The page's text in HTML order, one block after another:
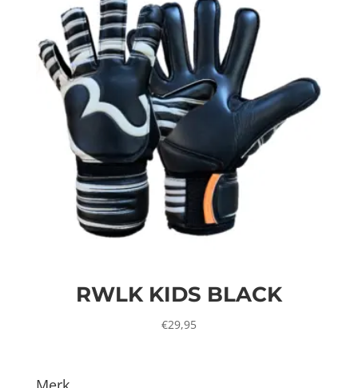
RWLK KIDS BLACK
€29,95